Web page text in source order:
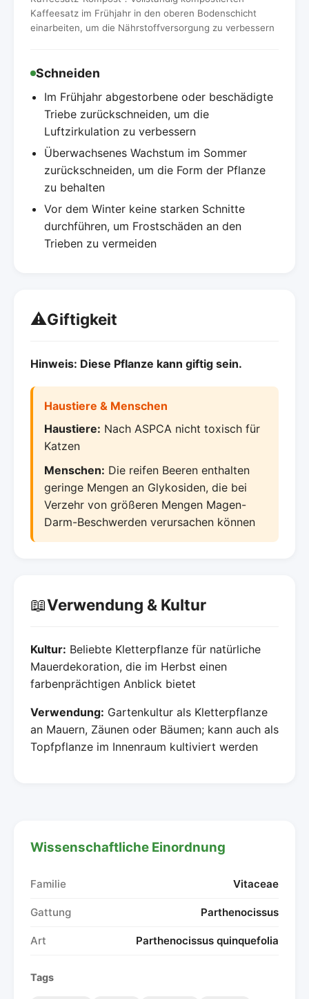
Kaffeesatz im Frühjahr in den oberen Bodenschicht
einarbeiten, um die Nährstoffversorgung zu verbessern
Schneiden
Im Frühjahr abgestorbene oder beschädigte
Triebe zurückschneiden, um die
Luftzirkulation zu verbessern
Überwachsenes Wachstum im Sommer
zurückschneiden, um die Form der Pflanze
zu behalten
Vor dem Winter keine starken Schnitte
durchführen, um Frostschäden an den
Trieben zu vermeiden
⚠️Giftigkeit
Hinweis: Diese Pflanze kann giftig sein.
Haustiere & Menschen
Haustiere: Nach ASPCA nicht toxisch für
Katzen
Menschen: Die reifen Beeren enthalten
geringe Mengen an Glykosiden, die bei
Verzehr von größeren Mengen Magen-
Darm-Beschwerden verursachen können
📖Verwendung & Kultur
Kultur: Beliebte Kletterpflanze für natürliche
Mauerdekoration, die im Herbst einen
farbenprächtigen Anblick bietet
Verwendung: Gartenkultur als Kletterpflanze
an Mauern, Zäunen oder Bäumen; kann auch als
Topfpflanze im Innenraum kultiviert werden
Wissenschaftliche Einordnung
Familie Vitaceae
Gattung Parthenocissus
Art Parthenocissus quinquefolia
Tags